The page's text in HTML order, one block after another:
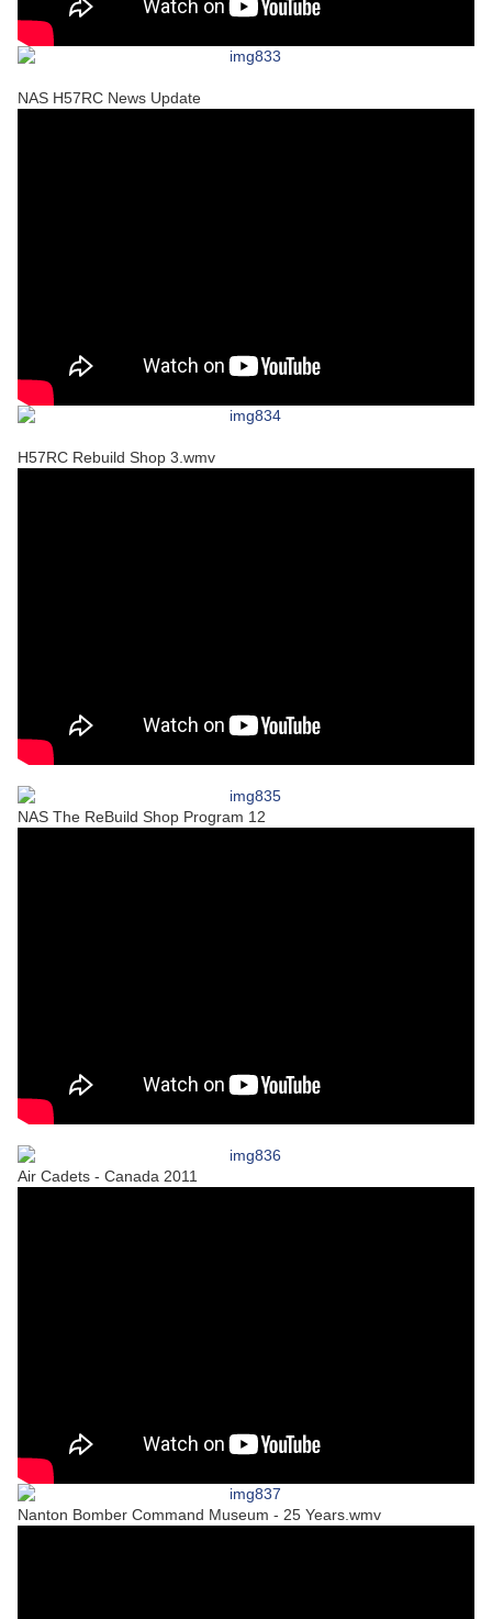
NAS H57RC News Update
H57RC Rebuild Shop 3.wmv
NAS The ReBuild Shop Program 12
Air Cadets - Canada 2011
Nanton Bomber Command Museum - 25 Years.wmv